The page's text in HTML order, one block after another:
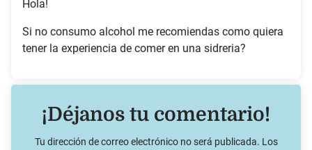
Hola!
Si no consumo alcohol me recomiendas como quiera
tener la experiencia de comer en una sidreria?
¡Déjanos tu comentario!
Tu dirección de correo electrónico no será publicada. Los